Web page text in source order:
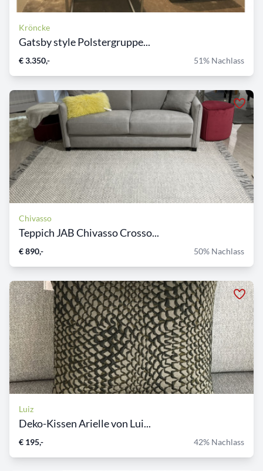
Kröncke
Gatsby style Polstergruppe...
€ 3.350,- 51% Nachlass
Chivasso
Teppich JAB Chivasso Crosso...
€ 890,- 50% Nachlass
Luiz
Deko-Kissen Arielle von Lui...
€ 195,- 42% Nachlass